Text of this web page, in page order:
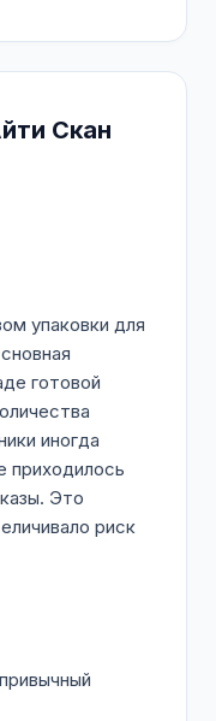
Скан
упаковки для
готовой
иногда
приходилось
Это
риск